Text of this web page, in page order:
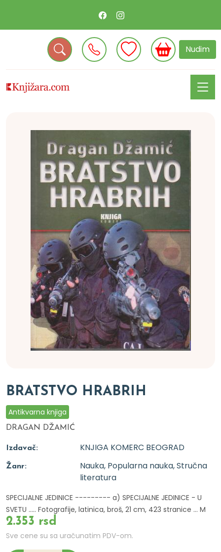
Nudim
BRATSTVO HRABRIH
Antikvarna knjiga
DRAGAN DŽAMIĆ
Izdavač: KNJIGA KOMERC BEOGRAD
Žanr:
Nauka, Popularna nauka, Stručna
literatura
SPECIJALNE JEDINICE --------- a) SPECIJALNE JEDINICE - U
SVETU ..... Fotografije, latinica, broš, 21 cm, 423 stranice ... M
2.353 rsd
Sve cene su sa uračunatim PDV-om.